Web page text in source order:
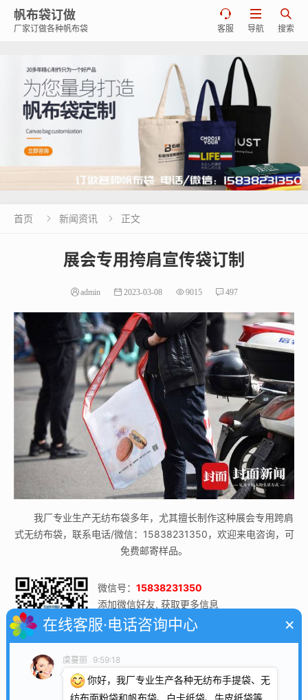
帆布袋订做
厂家订做各种帆布袋

搜索

导航

客服
首页  新闻资讯  正文
展会专用挎肩宣传袋订制
admin 2023-03-08 9015 497
我厂专业生产无纺布袋多年，尤其擅长制作这种展会专用跨肩
式无纺布袋，联系电话/微信：15838231350，欢迎来电咨询，可
免费邮寄样品。
微信号： 15838231350
添加微信好友, 获取更多信息
复制微信号
在线客服·电话咨询中心 ×
你好，我厂专业生产各种无纺布手提袋、无
纺布面粉袋和帆布袋、白卡纸袋、牛皮纸袋等